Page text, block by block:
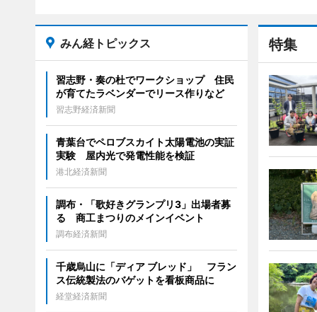
特集
みん経トピックス
習志野・奏の杜でワークショップ 住民
が育てたラベンダーでリース作りなど
習志野経済新聞
青葉台でペロブスカイト太陽電池の実証
実験 屋内光で発電性能を検証
港北経済新聞
調布・「歌好きグランプリ3」出場者募
る 商工まつりのメインイベント
調布経済新聞
千歳烏山に「ディア ブレッド」 フラン
ス伝統製法のバゲットを看板商品に
経堂経済新聞